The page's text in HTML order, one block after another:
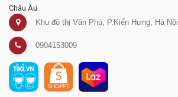
Châu Âu
Khu đô thị Văn Phú, P.Kiến Hưng, Hà Nội
0904153009